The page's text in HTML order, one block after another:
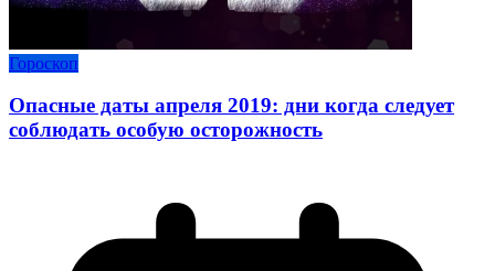
Гороскоп
Опасные даты апреля 2019: дни когда следует
соблюдать особую осторожность